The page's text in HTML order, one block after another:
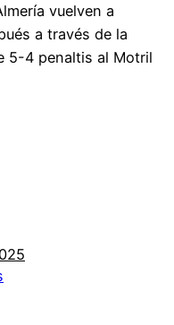
vuelven a
a través de la
5-4 penaltis al Motril